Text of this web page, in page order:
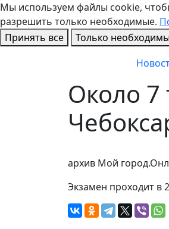
Мы используем файлы cookie,
разрешить только необходимые.
Принять все
Только
Около 7
архив Мой
Экзамен проходит в